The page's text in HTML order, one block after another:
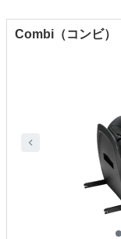
Combi（コンビ）